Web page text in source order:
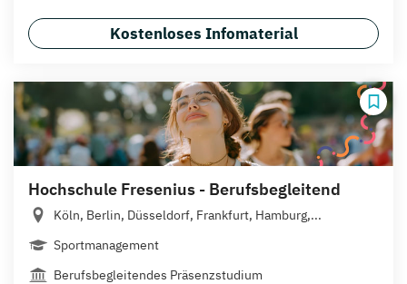
Kostenloses Infomaterial
Hochschule Fresenius - Berufsbegleitend
Köln, Berlin, Düsseldorf, Frankfurt, Hamburg,...
Sportmanagement
Berufsbegleitendes Präsenzstudium